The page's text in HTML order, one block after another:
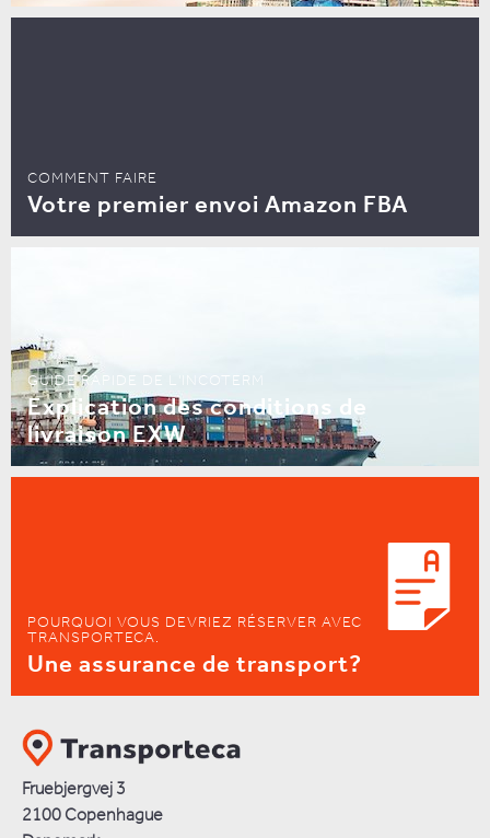
COMMENT FAIRE
Votre premier envoi Amazon FBA
GUIDE RAPIDE DE L'INCOTERM
Explication des conditions de
livraison EXW
POURQUOI VOUS DEVRIEZ RÉSERVER AVEC
TRANSPORTECA.
Une assurance de transport?
Fruebjergvej 3
2100 Copenhague